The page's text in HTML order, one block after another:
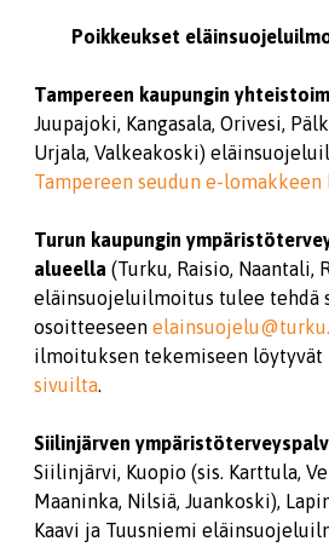
Poikkeukset
Tampereen kaupungin
Juupajoki, Kangasala, Orivesi,
Urjala, Valkeakoski)
Tampereen seudun e-lomakkeen
Turun kaupungin
alueella (Turku, Raisio, Naantali,
eläinsuojeluilmoitus tulee tehdä
osoitteeseen
ilmoituksen tekemiseen löytyvät
sivuilta.
Siilinjärven
Siilinjärvi, Kuopio (sis. Karttula,
Maaninka, Nilsiä, Juankoski),
Kaavi ja Tuusniemi